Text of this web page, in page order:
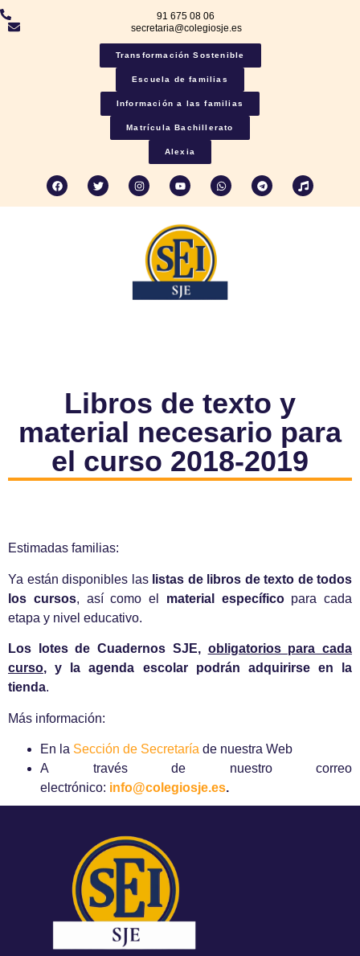
91 675 08 06
secretaria@colegiosje.es
Transformación Sostenible
Escuela de familias
Información a las familias
Matrícula Bachillerato
Alexia
Libros de texto y
material necesario para
el curso 2018-2019
Estimadas familias:
Ya están disponibles las listas de libros de texto de todos
los cursos, así como el material específicopara cada
etapa y nivel educativo.
Los lotes de Cuadernos SJE, obligatorios para cada
curso, y la agenda escolar podrán adquirirse en la
tienda.
Más información:
En la Sección de Secretaría de nuestra Web
A través de nuestro correo
electrónico: info@colegiosje.es.